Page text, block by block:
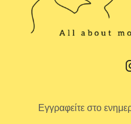
Εγγραφείτε στο